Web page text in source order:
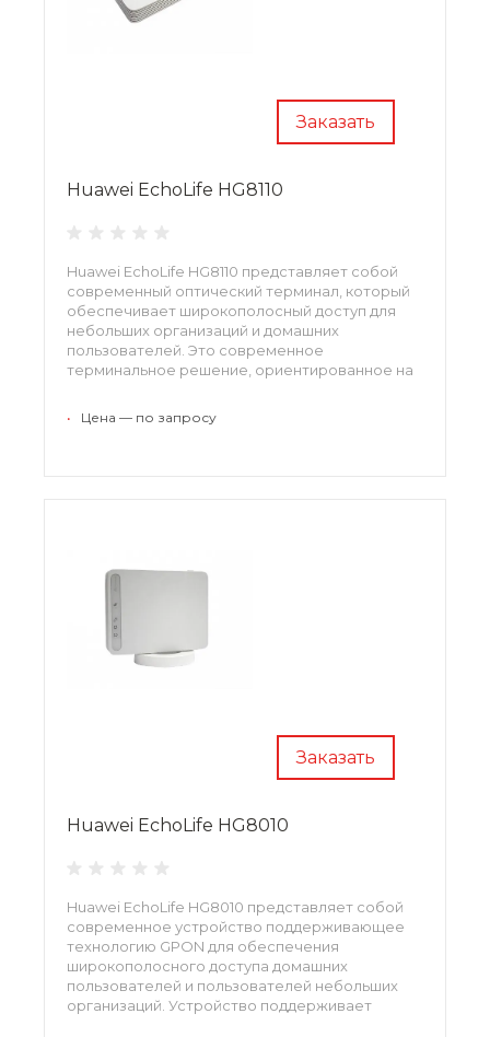
Заказать
Huawei EchoLife HG8110
Huawei EchoLife HG8110 представляет собой
современный оптический терминал, который
обеспечивает широкополосный доступ для
небольших организаций и домашних
пользователей. Это современное
терминальное решение, ориентированное на
• Цена — по запросу
Заказать
Huawei EchoLife HG8010
Huawei EchoLife HG8010 представляет собой
современное устройство поддерживающее
технологию GPON для обеспечения
широкополосного доступа домашних
пользователей и пользователей небольших
организаций. Устройство поддерживает